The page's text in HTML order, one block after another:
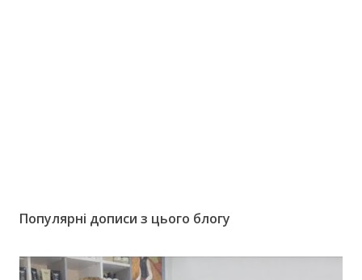
Популярні дописи з цього блогу